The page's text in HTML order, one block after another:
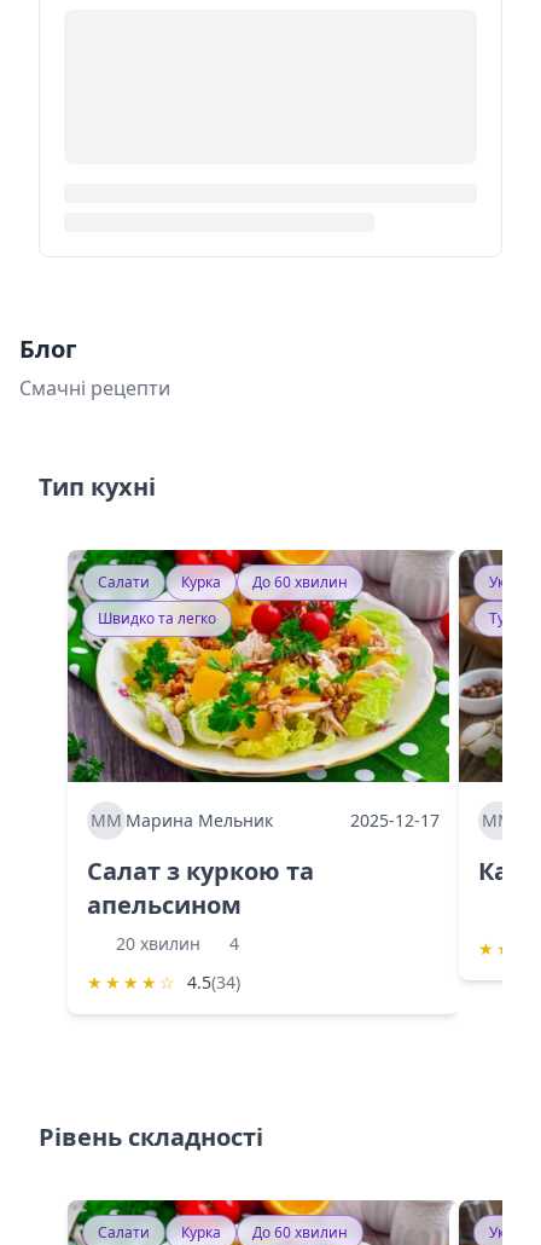
Блог
Смачні рецепти
Тип кухні
Салати Курка
До 60 хвилин
Швидко та легко
ММ Марина Мельник 2025-12-17
Салат з куркою та
апельсином
20 хвилин
4
★ ★ ★ ★ ☆ 4.5(34)
ММ
★ ★
Рівень складності
Салати Курка
До 60 хвилин